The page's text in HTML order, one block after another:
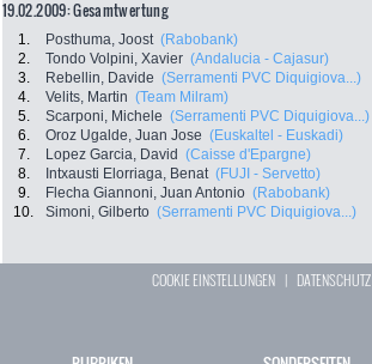
19.02.2009: Gesamtwertung
1. Posthuma, Joost (Rabobank)
2.
Tondo Volpini, Xavier (Andalucia - Cajasur)
3.
Rebellin, Davide (Serramenti PVC Diquigiova...)
4.
Velits, Martin (Team Milram)
5.
Scarponi, Michele (Serramenti PVC Diquigiova...)
6.
Oroz Ugalde, Juan Jose (Euskaltel - Euskadi)
7.
Lopez Garcia, David (Caisse d'Epargne)
8.
Intxausti Elorriaga, Benat (FUJI - Servetto)
9.
Flecha Giannoni, Juan Antonio (Rabobank)
10.
Simoni, Gilberto (Serramenti PVC Diquigiova...)
COOKIE EINSTELLUNGEN | DATENSCHUTZ